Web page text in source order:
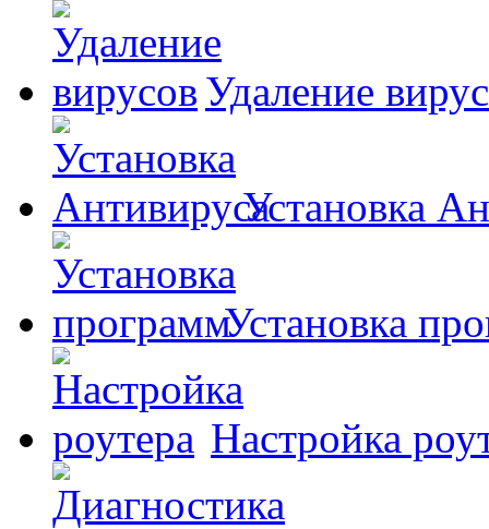
Удаление
Установка
Установка
Настройка